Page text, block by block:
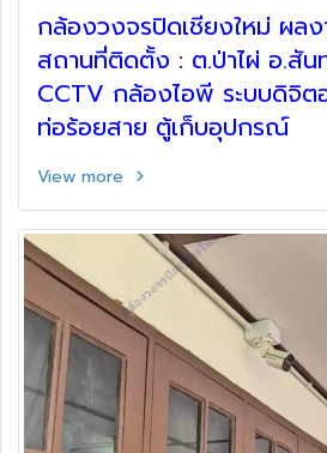
กล้องวงจรปิดเชียงใหม่ ผล
สถานที่ติดตั้ง : ต.ป่าไผ่ อ.สันทราย จ.เชียงใหม่
CCTV กล้องไอพี ระบบดิจิตอล แถมฟรี!
ท่อร้อยสาย ตู้เก็บอุปกรณ์
View more